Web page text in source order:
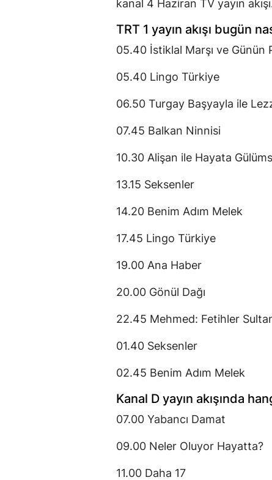
kanal 4 Haziran TV yayın
TRT 1 yayın akışı bugün
05.40 İstiklal Marşı ve Günün
05.40 Lingo Türkiye
06.50 Turgay Başyayla ile
07.45 Balkan Ninnisi
10.30 Alişan ile Hayata
13.15 Seksenler
14.20 Benim Adım Melek
17.45 Lingo Türkiye
19.00 Ana Haber
20.00 Gönül Dağı
22.45 Mehmed: Fetihler
01.40 Seksenler
02.45 Benim Adım Melek
Kanal D yayın akışında
07.00 Yabancı Damat
09.00 Neler Oluyor Hayatta?
11.00 Daha 17